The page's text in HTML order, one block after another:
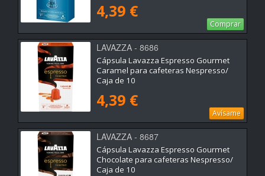
4,39 €
Comprar
LAVAZZA - 8686
Cápsula Lavazza Espresso Gourmet
Caramel para cafeteras Nespresso/
Caja de 10
4,39 €
Avísame
LAVAZZA - 8687
Cápsula Lavazza Espresso Gourmet
Chocolate para cafeteras Nespresso/
Caja de 10